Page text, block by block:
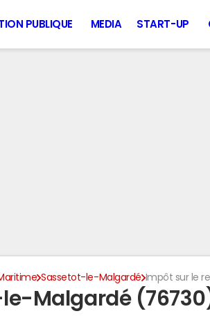
PUBLIQUE MEDIA START-UP
Sassetot-le-Malgardé Impôt sur le
Malgardé